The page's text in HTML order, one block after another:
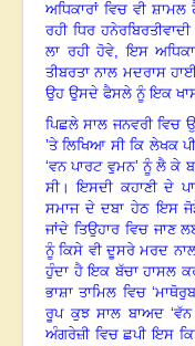
ਅਧਿਕਾਰਾਂ ਵਿਚ ਵੀ ਸ਼ਾਮਲ
ਰਹੀ ਧਿਰ
ਲਾ ਰਹੀ ਹੋਵੇ,ਇਸ
ਤੀਬਰਤਾ ਨਾਲ ਮਦਰਾਸ
ਉਹ ਉਸਦੇ ਫੈਸਲੇ ਨੂੰ ਇਕ
ਪਿਛਲੇ ਸਾਲ ਜਨਵਰੀ
’ਤੇ ਲਿਖਿਆ ਸੀ ਕਿ ਲੇਖਕ
‘ਵਨ ਪਾਰਟ ਵੁਮਨ’ ਨੂੰ ਲੈ ਕੇ
ਸੀ। ਇਸਦੀ ਕਹਾਣੀ ਦੇ
ਸਮਾਜ ਦੇ ਦਬਾ ਹੇਠ ਇਸ
ਜਾਂਦੇ ਤਿਉਹਾਰ ਵਿਚ ਜਾਣ
ਨੂੰ ਕਿਸੇ ਵੀ ਦੂਸਰੇ ਮਰਦ
ਹੁੰਦਾ ਹੈ ਇਕ ਬੱਚਾ ਹਾਸਲ
ਭਾਸ਼ਾ ਤਾਮਿਲ ਵਿਚ
ਰੂਪ ਕੁਝ ਸਾਲ ਬਾਅਦ
ਅੰਗਰੇਜ਼ੀ ਵਿਚ ਛਪੀ ਇਸ